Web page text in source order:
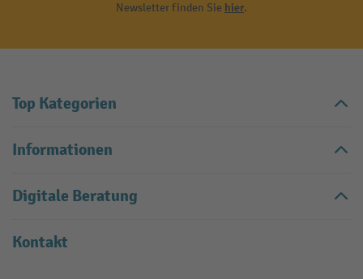
Newsletter finden Sie hier.
Top Kategorien
Informationen
Digitale Beratung
Kontakt